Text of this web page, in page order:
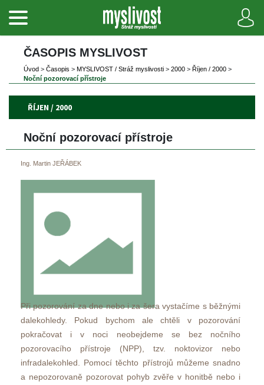
ČASOPIS MYSLIVOST
Úvod > Časopi > MYSLIVOST / Stráž myslivosti > 2000 > Říjen / 2000 >
Noční pozorovací přístroje
ŘÍJEN / 2000
Noční pozorovací přístroje
Ing. Martin JEŘÁBEK
Při pozorování za dne nebo i za šera vystačíme s běžnými
dalekohledy. Pokud bychom ale chtěli v pozorování
pokračovat i v noci neobejdeme se bez nočního
pozorovacího přístroje (NPP), tzv. noktovizor nebo
infradalekohled. Pomocí těchto přístrojů můžeme snadno
a nepozorovaně pozorovat pohyb zvěře v honitbě nebo i